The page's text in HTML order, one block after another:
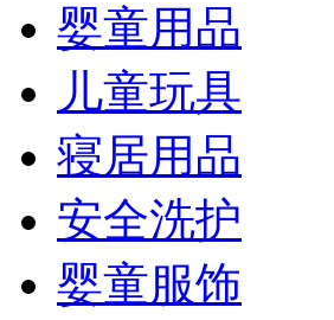
婴童用品
儿童玩具
寝居用品
安全洗护
婴童服饰